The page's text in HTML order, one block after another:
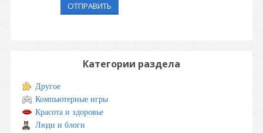
ОТПРАВИТЬ
Категории раздела
Другое
Компьютерные игры
Красота и здоровье
Люди и блоги